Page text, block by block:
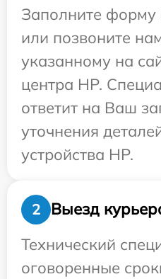
Заполните форму
или позвоните
указанному на
центра HP.
ответит на Ваш
уточнения
устройства HP.
2
Выезд
Технический
оговоренные